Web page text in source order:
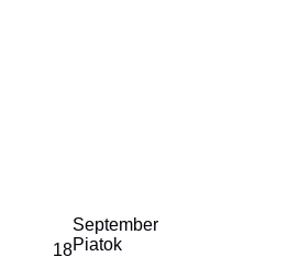
18
September
Piatok